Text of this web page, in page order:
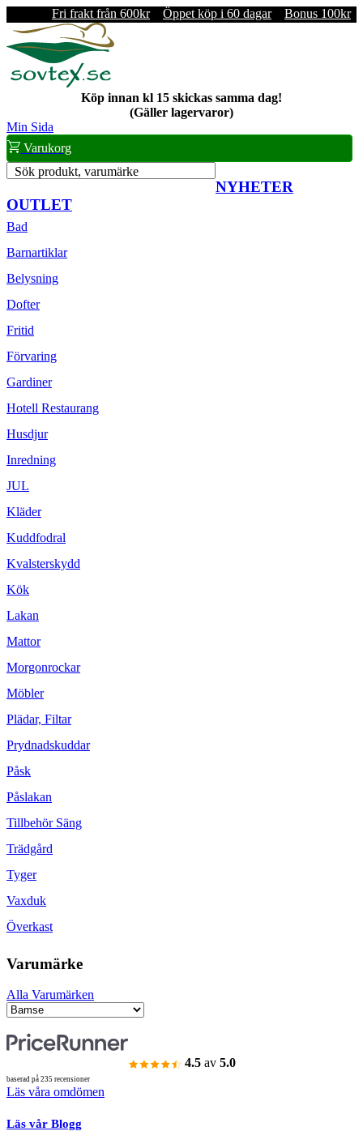
Fri frakt från 600kr Öppet köp i 60 dagar Bonus 100kr
Köp innan kl 15 skickas samma dag!
(Gäller lagervaror)
Min Sida
Varukorg
Sök produkt, varumärke
NYHETER
OUTLET
Bad
Barnartiklar
Belysning
Dofter
Fritid
Förvaring
Gardiner
Hotell Restaurang
Husdjur
Inredning
JUL
Kläder
Kuddfodral
Kvalsterskydd
Kök
Lakan
Mattor
Morgonrockar
Möbler
Plädar, Filtar
Prydnadskuddar
Påsk
Påslakan
Tillbehör Säng
Trädgård
Tyger
Vaxduk
Överkast
Varumärke
Alla Varumärken
4.5 av 5.0
baserad på 235 recensioner
Läs våra omdömen
Läs vår Blogg